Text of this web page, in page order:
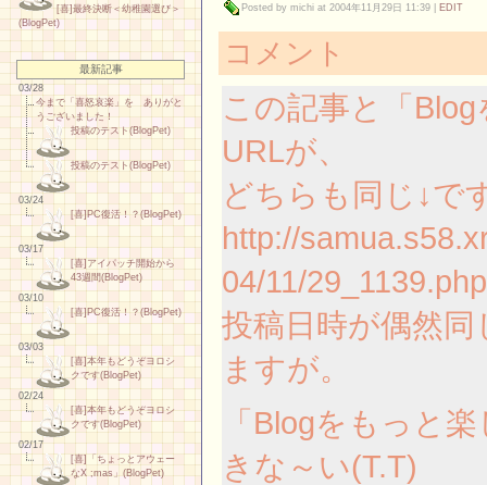
[喜]最終決断＜幼稚園選び＞
(BlogPet)
最新記事
03/28
今まで「喜怒哀楽」を ありがと
うございました！
投稿のテスト(BlogPet)
投稿のテスト(BlogPet)
03/24
[喜]PC復活！？(BlogPet)
03/17
[喜]アイパッチ開始から
43週間(BlogPet)
03/10
[喜]PC復活！？(BlogPet)
03/03
[喜]本年もどうぞヨロシ
クです(BlogPet)
02/24
[喜]本年もどうぞヨロシ
クです(BlogPet)
02/17
[喜]「ちょっとアウェー
なX ;mas」(BlogPet)
Posted by michi at 2004年11月29日 11:39 EDIT
コメント
この記事と「
URLが、
どちらも同じ↓で
http://
04/11/29_1139.php
投稿日時が偶然
ますが。
「Blogをもっと
きな～い(T.T)